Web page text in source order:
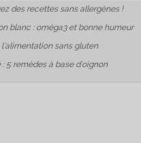
des recettes sans allergènes !
blanc : oméga3 et bonne humeur
l'alimentation sans gluten
: 5 remèdes à base d'oignon